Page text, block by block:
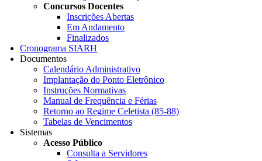
Concursos Docentes
Inscrições Abertas
Em Andamento
Finalizados
Cronograma SIARH
Documentos
Calendário Administrativo
Implantação do Ponto Eletrônico
Instruções Normativas
Manual de Frequência e Férias
Retorno ao Regime Celetista (85-88)
Tabelas de Vencimentos
Sistemas
Acesso Público
Consulta a Servidores